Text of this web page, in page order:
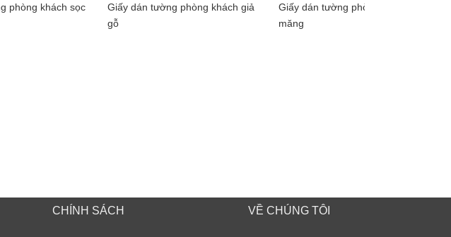
phòng khách sọc
Giấy dán tường phòng khách giả
gỗ
Giấy dán tường phòng ngủ xi
măng
CHÍNH SÁCH VỀ CHÚNG TÔI